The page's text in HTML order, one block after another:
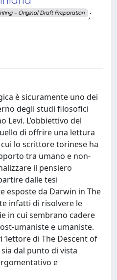
– Original Draft Preparation ;
è sicuramente uno dei
degli studi filosofici
Levi. L’obbiettivo del
di offrire una lettura
lo scrittore torinese ha
tra umano e non-
il pensiero
dalle tesi
esposte da Darwin in The
infatti di risolvere le
in cui sembrano cadere
umaniste e umaniste.
‘lettore di The Descent of
dal punto di vista
e